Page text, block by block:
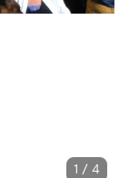
1 / 4